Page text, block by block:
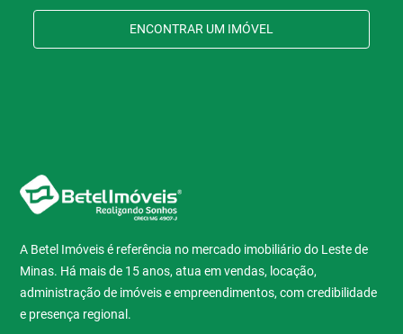
ENCONTRAR UM IMÓVEL
A Betel Imóveis é referência no mercado imobiliário do Leste de
Minas. Há mais de 15 anos, atua em vendas, locação,
administração de imóveis e empreendimentos, com credibilidade
e presença regional.